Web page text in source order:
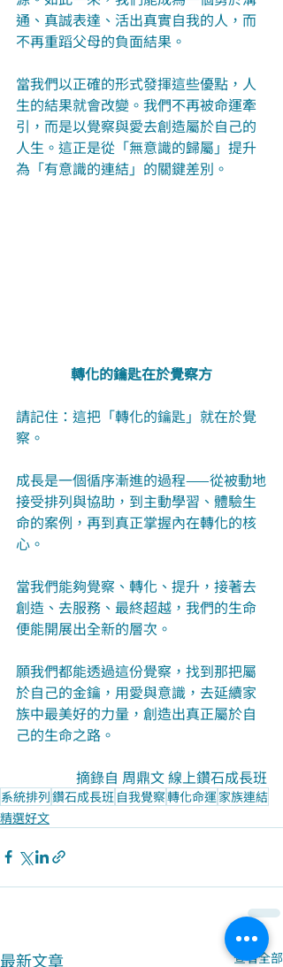
通、真誠表達、活出真實自我的人，而
不再重蹈父母的負面結果。
當我們以正確的形式發揮這些優點，人
生的結果就會改變。我們不再被命運牽
引，而是以覺察與愛去創造屬於自己的
人生。這正是從「無意識的歸屬」提升
為「有意識的連結」的關鍵差別。
轉化的鑰匙在於覺察方
請記住：這把「轉化的鑰匙」就在於覺
察。
成長是一個循序漸進的過程——從被動地
接受排列與協助，到主動學習、體驗生
命的案例，再到真正掌握內在轉化的核
心。
當我們能夠覺察、轉化、提升，接著去
創造、去服務、最終超越，我們的生命
便能開展出全新的層次。
願我們都能透過這份覺察，找到那把屬
於自己的金鑰，用愛與意識，去延續家
族中最美好的力量，創造出真正屬於自
己的生命之路。
摘錄自 周鼎文 線上鑽石成長班
系統排列鑽石成長班 自我覺察轉化命運 家族連結
精選好文
最新文章 查看全部